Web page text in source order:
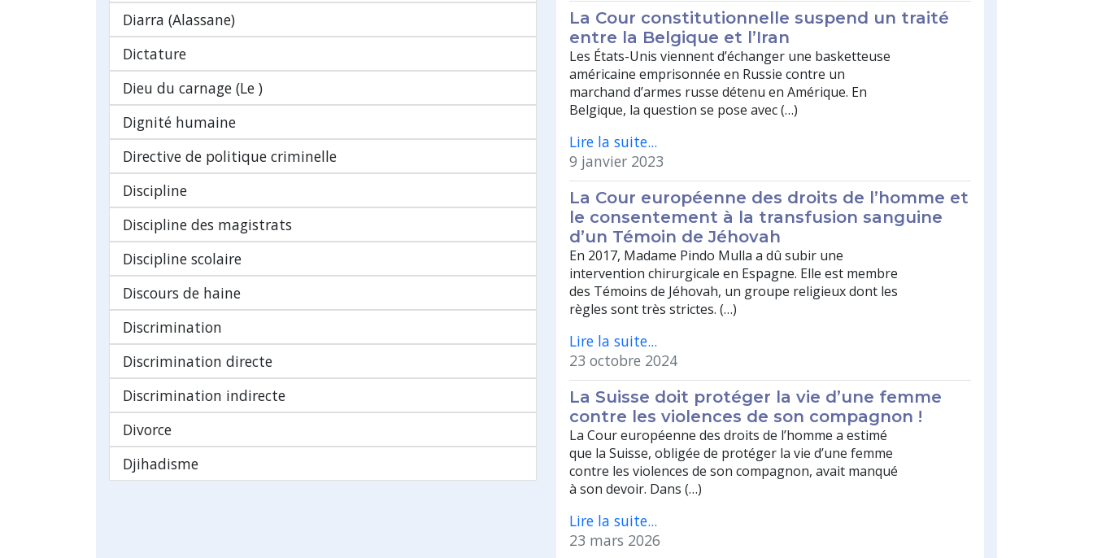
Diarra (Alassane)
Dictature
Dieu du carnage (Le )
Dignité humaine
Directive de politique criminelle
Discipline
Discipline des magistrats
Discipline scolaire
Discours de haine
Discrimination
Discrimination directe
Discrimination indirecte
Divorce
Djihadisme
La Cour constitutionnelle suspend un traité
entre la Belgique et l’Iran
Les États-Unis viennent d’échanger une basketteuse
américaine emprisonnée en Russie contre un
marchand d’armes russe détenu en Amérique. En
Belgique, la question se pose avec (…)
Lire la suite...
9 janvier 2023
La Cour européenne des droits de l’homme et
le consentement à la transfusion sanguine
d’un Témoin de Jéhovah
En 2017, Madame Pindo Mulla a dû subir une
intervention chirurgicale en Espagne. Elle est membre
des Témoins de Jéhovah, un groupe religieux dont les
règles sont très strictes. (…)
Lire la suite...
23 octobre 2024
La Suisse doit protéger la vie d’une femme
contre les violences de son compagnon !
La Cour européenne des droits de l’homme a estimé
que la Suisse, obligée de protéger la vie d’une femme
contre les violences de son compagnon, avait manqué
à son devoir. Dans (…)
Lire la suite...
23 mars 2026